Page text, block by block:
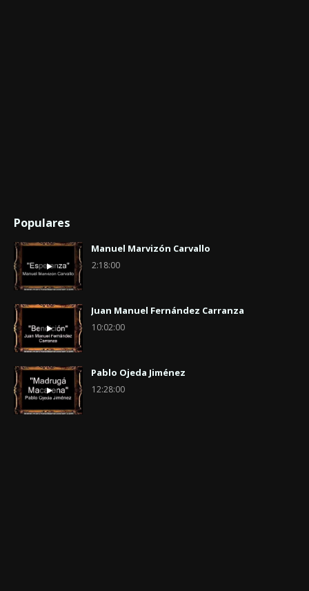
Populares
Manuel Marvizón Carvallo
2:18:00
Juan Manuel Fernández Carranza
10:02:00
Pablo Ojeda Jiménez
12:28:00